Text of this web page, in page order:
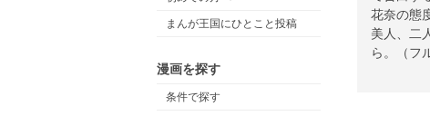
まんが王国にひとこと投稿
漫画を探す
条件で探す
花奈の態
美人、二
ら。（フ